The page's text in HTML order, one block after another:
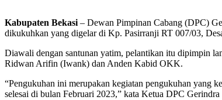
Kabupaten Bekasi– Dewan Pimpinan Cabang (DPC)
dikukuhkan yang digelar di Kp. Pasirranji RT 007/03,
Diawali dengan santunan yatim, pelantikan itu dipimpin
Ridwan Arifin (Iwank) dan Anden Kabid OKK.
“Pengukuhan ini merupakan kegiatan pengukuhan yang
selesai di bulan Februari 2023,” kata Ketua DPC